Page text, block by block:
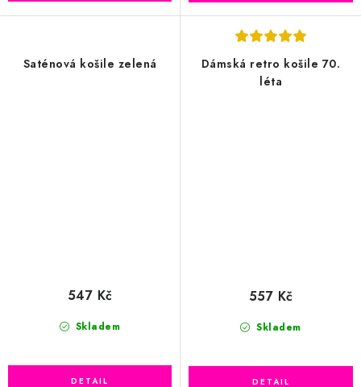
Saténová košile zelená
Skladem
547 Kč
Dámská retro košile 70.
léta
Skladem
557 Kč